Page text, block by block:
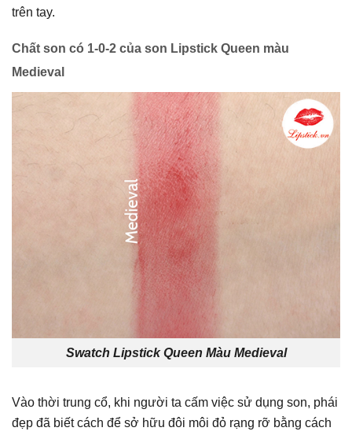
trên tay.
Chất son có 1-0-2 của son Lipstick Queen màu
Medieval
Swatch Lipstick Queen Màu Medieval
Vào thời trung cổ, khi người ta cấm việc sử dụng son, phái
đẹp đã biết cách để sở hữu đôi môi đỏ rạng rỡ bằng cách